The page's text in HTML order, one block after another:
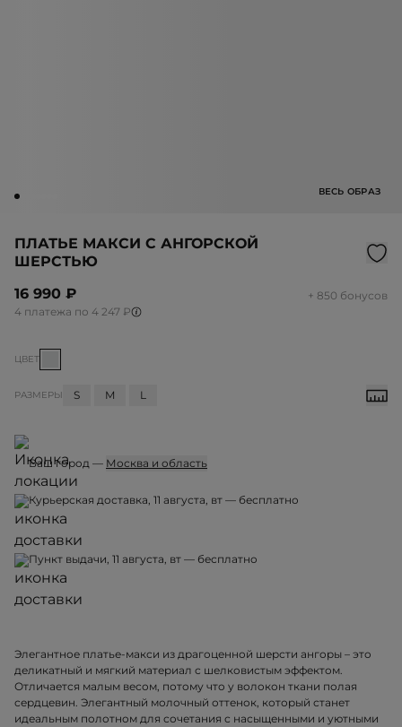
ВЕСЬ ОБРАЗ
ПЛАТЬЕ МАКСИ С АНГОРСКОЙ
ШЕРСТЬЮ
16 990 ₽
+ 850 бонусов
4 платежа по 4 247 ₽
ЦВЕТ
РАЗМЕРЫ S M L
Ваш город — Москва и область
Курьерская доставка, 11 августа, вт — бесплатно
Пункт выдачи, 11 августа, вт — бесплатно
Элегантное платье-макси из драгоценной шерсти ангоры – это
деликатный и мягкий материал с шелковистым эффектом.
Отличается малым весом, потому что у волокон ткани полая
сердцевин. Элегантный молочный оттенок, который станет
идеальным полотном для сочетания с насыщенными и уютными